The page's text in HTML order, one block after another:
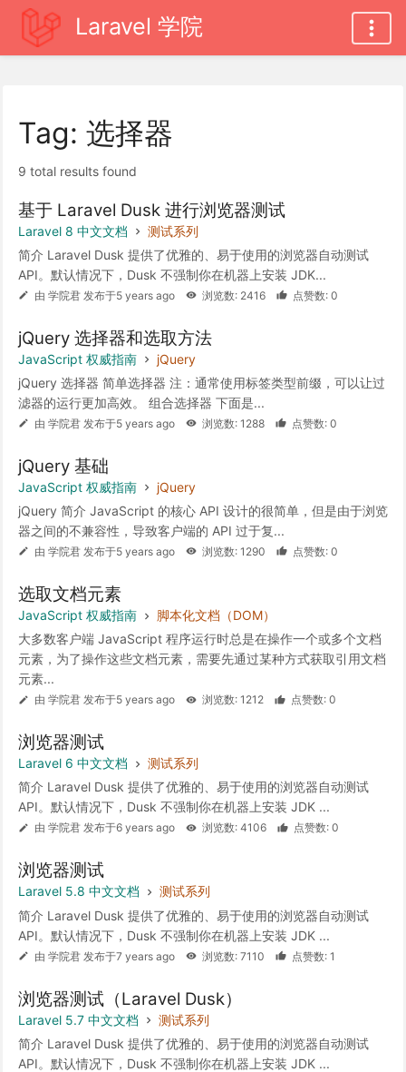
Laravel 学院
Tag: 选择器
9 total results found
基于 Laravel Dusk 进行浏览器测试
Laravel 8 中文文档
测试系列
简介 Laravel Dusk 提供了优雅的、易于使用的浏览器自动测试
API。默认情况下，Dusk 不强制你在机器上安装 JDK...
由 学院君 发布于5 years ago 浏览数: 2416 点赞数: 0
jQuery 选择器和选取方法
JavaScript 权威指南
jQuery
jQuery 选择器 简单选择器 注：通常使用标签类型前缀，可以让过
滤器的运行更加高效。 组合选择器 下面是...
由 学院君 发布于5 years ago 浏览数: 1288 点赞数: 0
jQuery 基础
JavaScript 权威指南
jQuery
jQuery 简介 JavaScript 的核心 API 设计的很简单，但是由于浏览
器之间的不兼容性，导致客户端的 API 过于复...
由 学院君 发布于5 years ago 浏览数: 1290 点赞数: 0
选取文档元素
JavaScript 权威指南
脚本化文档（DOM）
大多数客户端 JavaScript 程序运行时总是在操作一个或多个文档
元素，为了操作这些文档元素，需要先通过某种方式获取引用文档
元素...
由 学院君 发布于5 years ago 浏览数: 1212 点赞数: 0
浏览器测试
Laravel 6 中文文档
测试系列
简介 Laravel Dusk 提供了优雅的、易于使用的浏览器自动测试
API。默认情况下，Dusk 不强制你在机器上安装 JDK ...
由 学院君 发布于6 years ago 浏览数: 4106 点赞数: 0
浏览器测试
Laravel 5.8 中文文档
测试系列
简介 Laravel Dusk 提供了优雅的、易于使用的浏览器自动测试
API。默认情况下，Dusk 不强制你在机器上安装 JDK ...
由 学院君 发布于7 years ago 浏览数: 7110 点赞数: 1
浏览器测试（Laravel Dusk）
Laravel 5.7 中文文档
测试系列
简介 Laravel Dusk 提供了优雅的、易于使用的浏览器自动测试
API。默认情况下，Dusk 不强制你在机器上安装 JDK ...